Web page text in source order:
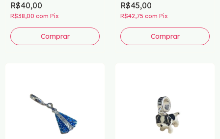
R$40,00
R$38,00 com Pix
Comprar
R$45,00
R$42,75 com Pix
Comprar